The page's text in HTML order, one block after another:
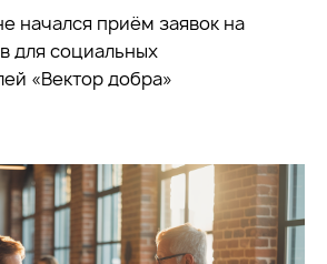
начался приём заявок на
для социальных
«Вектор добра»